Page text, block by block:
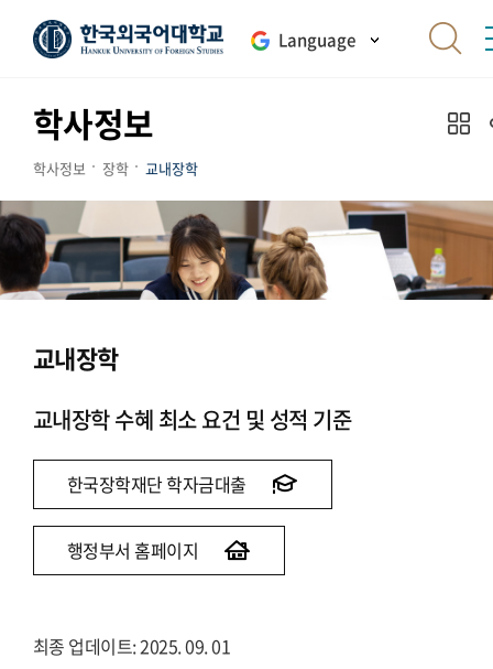
Language
학사정보
학사정보 장학 교내장학
교내장학
교내장학 수혜 최소 요건 및 성적 기준
한국장학재단 학자금대출
행정부서 홈페이지
최종 업데이트: 2025. 09. 01